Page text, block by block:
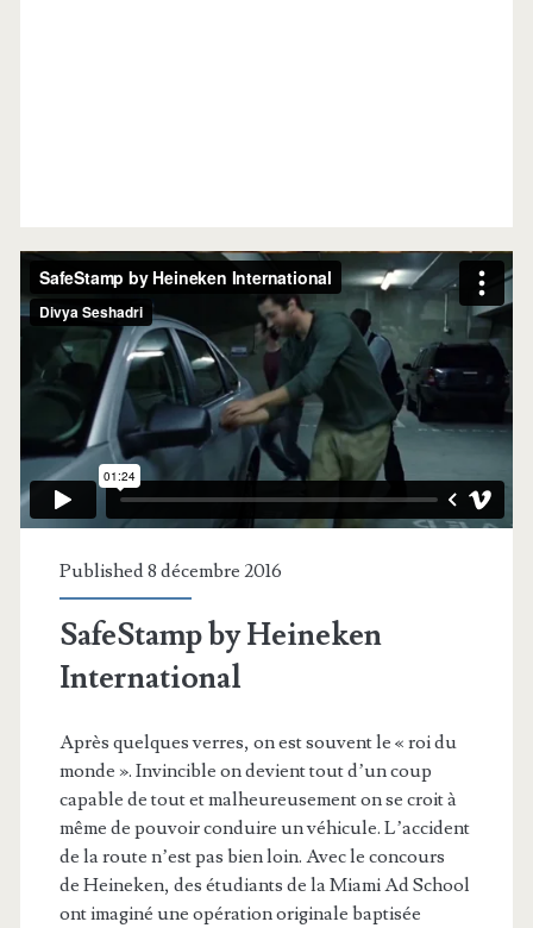
Published 8 décembre 2016
SafeStamp by Heineken
International
Après quelques verres, on est souvent le « roi du
monde ». Invincible on devient tout d’un coup
capable de tout et malheureusement on se croit à
même de pouvoir conduire un véhicule. L’accident
de la route n’est pas bien loin. Avec le concours
de Heineken, des étudiants de la Miami Ad School
ont imaginé une opération originale baptisée